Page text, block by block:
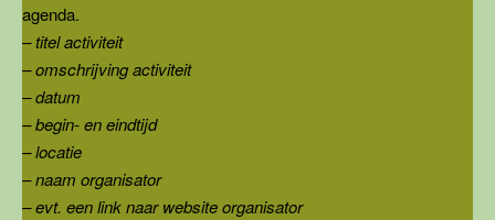
agenda.
– titel activiteit
– omschrijving activiteit
– datum
– begin- en eindtijd
– locatie
– naam organisator
– evt. een link naar website organisator